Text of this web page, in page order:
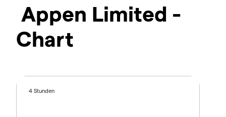
Appen Limited -
Chart
4 Stunden